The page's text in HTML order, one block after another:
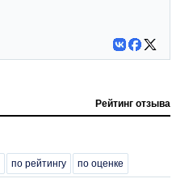
Рейтинг отзыва
по рейтингу по оценке